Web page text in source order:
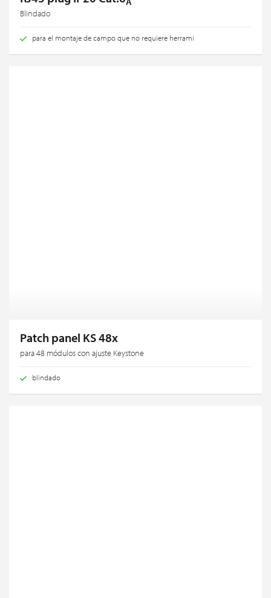
Blindado
para el montaje de campo que no requiere herrami
Patch panel KS 48x
para 48 módulos con ajuste Keystone
blindado